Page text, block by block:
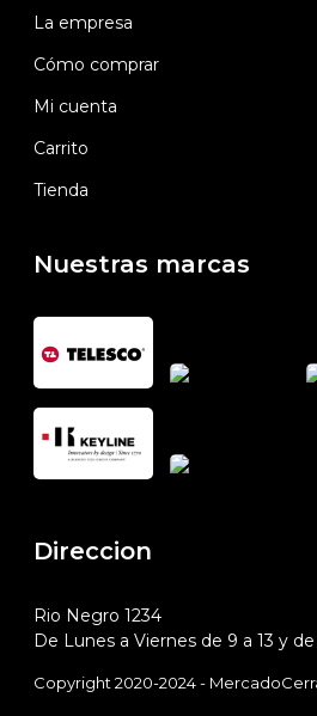
La empresa
Cómo comprar
Mi cuenta
Carrito
Tienda
Nuestras marcas
Direccion
Rio Negro 1234
De Lunes a Viernes de 9 a 13 y de
Copyright 2020-2024 -